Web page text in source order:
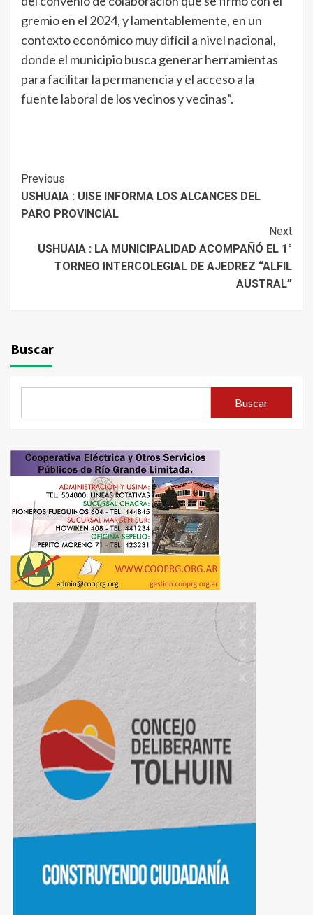
gremio en el 2024, y lamentablemente, en un
contexto económico muy difícil a nivel nacional,
donde el municipio busca generar herramientas
para facilitar la permanencia y el acceso a la
fuente laboral de los vecinos y vecinas”.
Continue
Reading
Previous
USHUAIA : UISE INFORMA LOS ALCANCES DEL
PARO PROVINCIAL
Next
USHUAIA : LA MUNICIPALIDAD ACOMPAÑÓ EL 1°
TORNEO INTERCOLEGIAL DE AJEDREZ “ALFIL
AUSTRAL”
Buscar
Buscar